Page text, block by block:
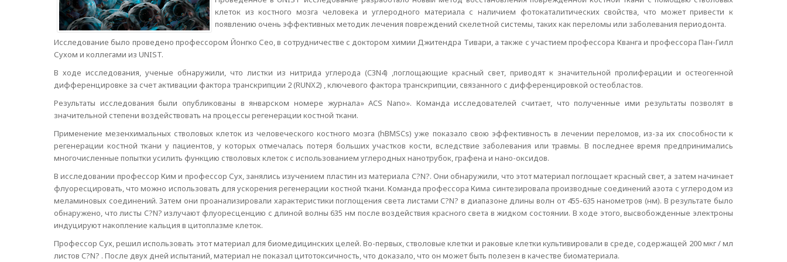
клеток из костного мозга человека и углеродного материала с наличием фотокаталитических свойства, что может привести к
появлению очень эффективных методик лечения повреждений скелетной системы, таких как переломы или заболевания периодонта.
Исследование было проведено профессором Йонгко Сео, в сотрудничестве с доктором химии Джитендра Тивари, а также с участием профессора Кванга и профессора Пан-Гилл
Сухом и коллегами из UNIST.
В ходе исследования, ученые обнаружили, что листки из нитрида углерода (C3N4) ,поглощающие красный свет, приводят к значительной пролиферации и остеогенной
дифференцировке за счет активации фактора транскрипции 2 (RUNX2) , ключевого фактора транскрипции, связанного с дифференцировкой остеобластов.
Результаты исследования были опубликованы в январском номере журнала» ACS Nano». Команда исследователей считает, что полученные ими результаты позволят в
значительной степени воздействовать на процессы регенерации костной ткани.
Применение мезенхимальных стволовых клеток из человеческого костного мозга (hBMSCs) уже показало свою эффективность в лечении переломов, из-за их способности к
регенерации костной ткани у пациентов, у которых отмечалась потеря больших участков кости, вследствие заболевания или травмы. В последнее время предпринимались
многочисленные попытки усилить функцию стволовых клеток с использованием углеродных нанотрубок, графена и нано-оксидов.
В исследовании профессор Ким и профессор Сух, занялись изучением пластин из материала C?N?. Они обнаружили, что этот материал поглощает красный свет, а затем начинает
флуоресцировать, что можно использовать для ускорения регенерации костной ткани. Команда профессора Кима синтезировала производные соединений азота с углеродом из
меламиновых соединений. Затем они проанализировали характеристики поглощения света листами C?N? в диапазоне длины волн от 455-635 нанометров (нм). В результате было
обнаружено, что листы C?N? излучают флуоресценцию с длиной волны 635 нм после воздействия красного света в жидком состоянии. В ходе этого, высвобожденные электроны
индуцируют накопление кальция в цитоплазме клеток.
Профессор Сух, решил использовать этот материал для биомедицинских целей. Во-первых, стволовые клетки и раковые клетки культивировали в среде, содержащей 200 мкг / мл
листов C?N? . После двух дней испытаний, материал не показал цитотоксичность, что доказало, что он может быть полезен в качестве биоматериала.